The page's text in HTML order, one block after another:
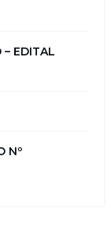
– EDITAL
Nº